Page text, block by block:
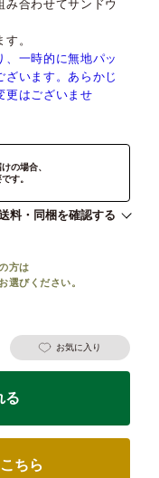
合わせてサンドウ
。
一時的に無地パッ
います。あらかじ
更はございませ
の場合、
す。
料・同梱を確認する
方は
選びください。
お気に入り
る
ちら